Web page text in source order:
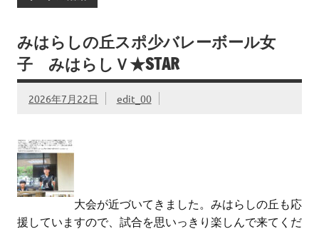
みはらしの丘スポ少バレーボール女
子 みはらしＶ★STAR
2026年7月22日 edit_00
大会が近づいてきました。みはらしの丘も応
援していますので、試合を思いっきり楽しんで来てくだ